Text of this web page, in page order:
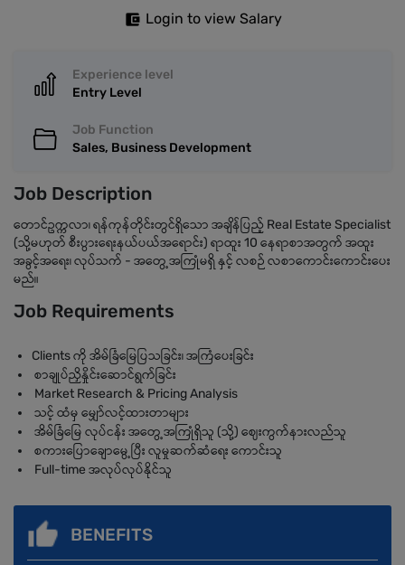
Login to view Salary
Experience level
Entry Level
Job Function
Sales, Business Development
Job Description
တောင်ဥက္ကလာ၊ ရန်ကုန်တိုင်းတွင်ရှိသော အချိန်ပြည့် Real Estate Specialist
(သို့မဟုတ် စီးပွားရေးနယ်ပယ်အရောင်း) ရာထူး 10 နေရာစာအတွက် အထူး
အခွင့်အရေး၊ လုပ်သက် - အတွေ့အကြုံမရှိ နှင့် လစဉ် လစာကောင်းကောင်းပေး
မည်။
Job Requirements
Clients ကို အိမ်ခြံမြေပြသခြင်း၊ အကြံပေးခြင်း
စာချုပ်ညှိနှိုင်းဆောင်ရွက်ခြင်း
Market Research & Pricing Analysis
သင့် ထံမှ မျှော်လင့်ထားတာများ
အိမ်ခြံမြေ လုပ်ငန်း အတွေ့အကြုံရှိသူ (သို့) ဈေးကွက်နားလည်သူ
စကားပြောချောမွေ့ပြီး လူမှုဆက်ဆံရေး ကောင်းသူ
Full-time အလုပ်လုပ်နိုင်သူ
BENEFITS